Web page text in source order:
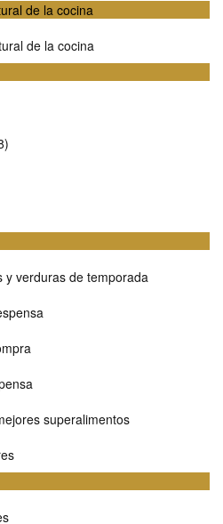
de la cocina
de la cocina
y verduras de temporada
superalimentos